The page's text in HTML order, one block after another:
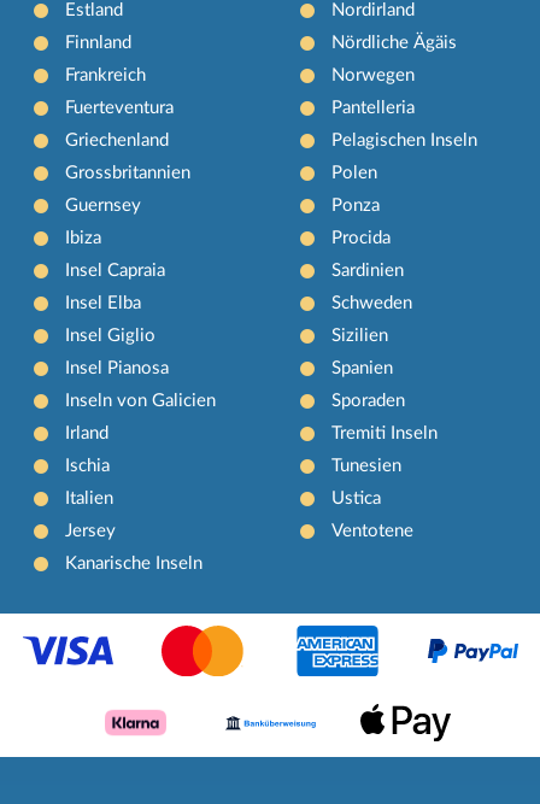
Estland
Finnland
Frankreich
Fuerteventura
Griechenland
Grossbritannien
Guernsey
Ibiza
Insel Capraia
Insel Elba
Insel Giglio
Insel Pianosa
Inseln von Galicien
Irland
Ischia
Italien
Jersey
Kanarische Inseln
Nordirland
Nördliche Ägäis
Norwegen
Pantelleria
Pelagischen Inseln
Polen
Ponza
Procida
Sardinien
Schweden
Sizilien
Spanien
Sporaden
Tremiti Inseln
Tunesien
Ustica
Ventotene